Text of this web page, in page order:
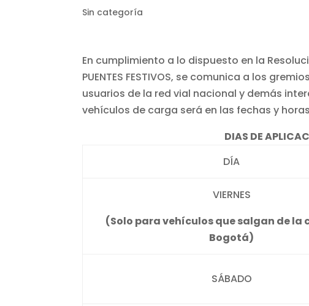
Sin categoría
En cumplimiento a lo dispuesto en la
PUENTES FESTIVOS, se comunica a los
usuarios de la red vial nacional y demás
vehículos de carga será en las fechas y
DIAS DE
DÍA
VIERNES
(Solo para vehículos que salgan de la
Bogotá)
SÁBADO